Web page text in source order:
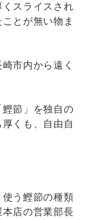
スライスされ
とが無い物ま
市内から遠く
節」を独自の
くも、自由自
使う鰹節の種類
店の営業部長